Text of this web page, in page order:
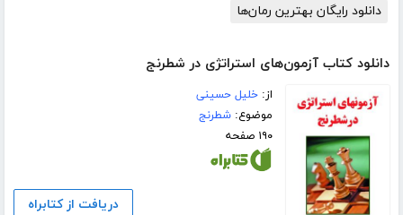
دانلود رایگان بهترین رمان‌ها
دانلود کتاب آزمون‌های استراتژی در شطرنج
از:خلیل حسینی
موضوع:شطرنج
۱۹۰ صفحه
دریافت از کتابراه